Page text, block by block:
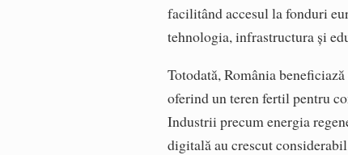
facilitând accesul la fonduri
tehnologia, infrastructura și
Totodată, România
oferind un teren fertil pentru
Industrii precum energia
digitală au crescut